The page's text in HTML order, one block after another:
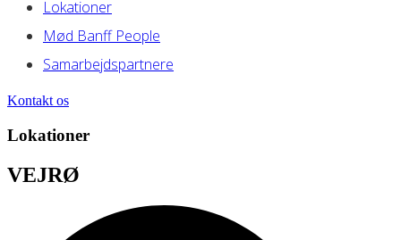
Lokationer
Mød Banff People
Samarbejdspartnere
Kontakt os
Lokationer
VEJRØ